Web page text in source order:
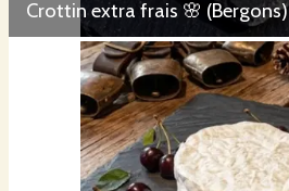
Crottin extra frais 🌸 (Bergons)